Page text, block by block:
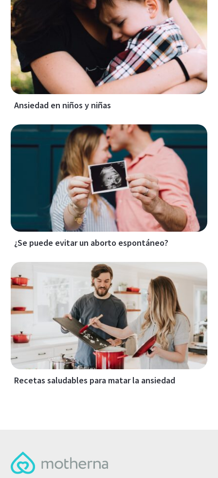
Ansiedad en niños y niñas
¿Se puede evitar un aborto espontáneo?
Recetas saludables para matar la ansiedad